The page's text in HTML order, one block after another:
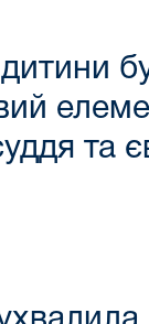
дитини
та